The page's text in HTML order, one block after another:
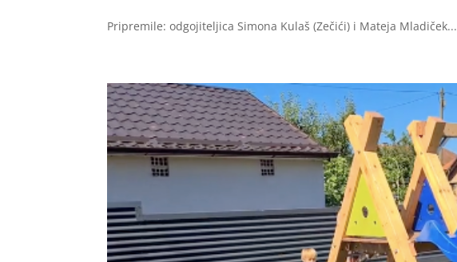
Pripremile: odgojiteljica Simona Kulaš (Zečići) i Mateja Mladiček...